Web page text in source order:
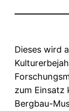
Dieses wird
zum Einsatz
Bergbau-